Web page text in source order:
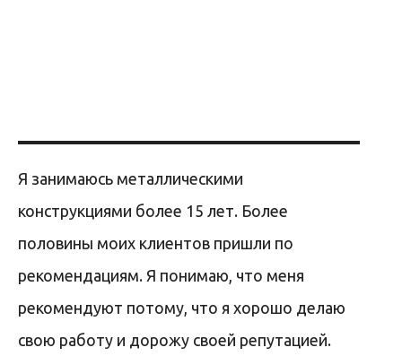
Я занимаюсь металлическими
конструкциями более 15 лет. Более
половины моих клиентов пришли по
рекомендациям. Я понимаю, что меня
рекомендуют потому, что я хорошо делаю
свою работу и дорожу своей репутацией.